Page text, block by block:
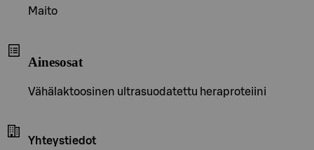
Maito
Ainesosat
Vähälaktoosinen ultrasuodatettu heraproteiini
Yhteystiedot